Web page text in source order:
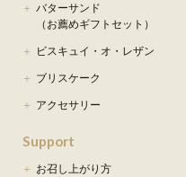
バターサンド
（お薦めギフトセット）
ビスキュイ・オ・レザン
ブリスケーク
アクセサリー
Support
お召し上がり方